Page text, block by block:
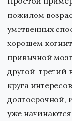
пожилом
умственных
хорошем
привычной
другой, третий
круга
долгосрочной,
уже